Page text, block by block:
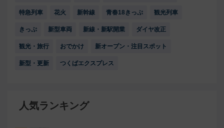
特急列車 花火 新幹線 青春18きっぷ 観光列車
きっぷ 新型車両 新線・新駅開業 ダイヤ改正
観光・旅行 おでかけ 新オープン・注目スポット
新型・更新 つくばエクスプレス
人気ランキング